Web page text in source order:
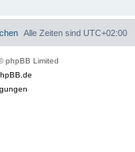
Alle Zeiten sind UTC+02:00
phpBB Limited